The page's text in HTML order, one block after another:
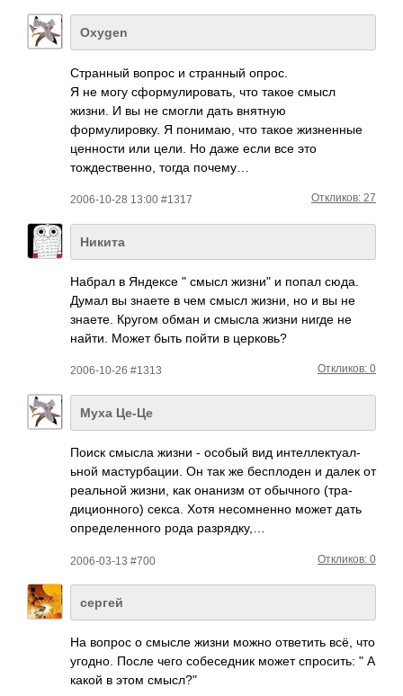
Oxygen
Странный вопрос и странный опрос.
Я не могу сформулировать, что такое смысл
жизни. И вы не смогли дать внятную
формулировку. Я понимаю, что такое жизненные
ценности или цели. Но даже если все это
тождественно, тогда почему…
2006-10-28 13:00 #1317 Откликов: 27
Никита
Набрал в Яндексе " смысл жизни" и попал сюда.
Думал вы знаете в чем смысл жизни, но и вы не
знаете. Кругом обман и смысла жизни нигде не
найти. Может быть пойти в церк­овь?
2006-10-26 #1313 Откликов: 0
Муха Це-Це
Поиск смысла жизни - особый вид инте­ллек­туал­
ьной маст­урба­ции. Он так же бесп­лоден и далек от
реал­ьной жизни, как онанизм от обыч­ного (тра­
дици­онно­го) секса. Хотя несо­мненно может дать
опре­деле­нного рода разр­ядку,…
2006-03-13 #700 Откликов: 0
сергей
На вопрос о смысле жизни можно ответить всё, что
угодно. После чего собеседник может спросить: " А
какой в этом смысл?"